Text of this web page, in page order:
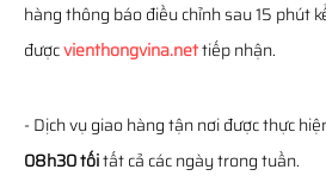
hàng thông báo điều chỉnh sau 15 phút
đượcvienthongvina.nettiếp nhận.
- Dịch vụ giao hàng tận nơi được thực
08h30 tốitất cả các ngày trong tuần.